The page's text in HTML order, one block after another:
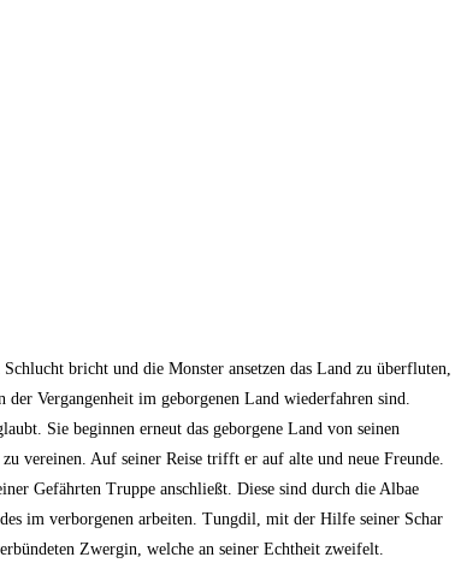
bricht und die Monster ansetzen das Land zu überfluten,
Vergangenheit im geborgenen Land wiederfahren sind.
Sie beginnen erneut das geborgene Land von seinen
vereinen. Auf seiner Reise trifft er auf alte und neue Freunde.
Gefährten Truppe anschließt. Diese sind durch die Albae
im verborgenen arbeiten. Tungdil, mit der Hilfe seiner Schar
Zwergin, welche an seiner Echtheit zweifelt.